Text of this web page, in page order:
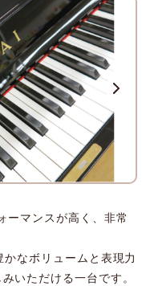
ーマンスが高く、非常
なボリュームと表現力
いただける一台です。